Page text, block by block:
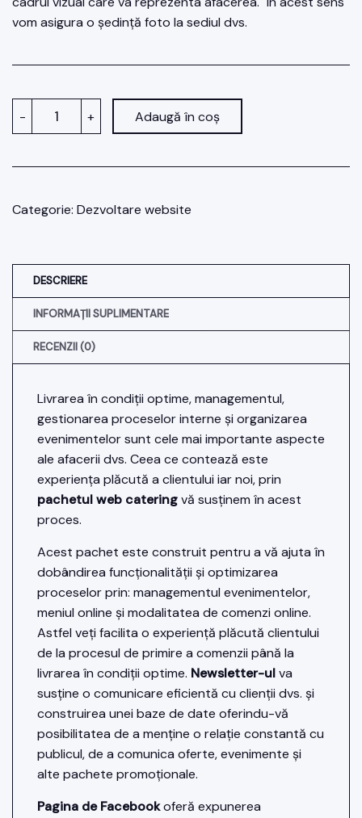
vom asigura o ședință foto la sediul dvs.
-
Pachetul + Adaugă în coș
Categorie: Dezvoltare website
DESCRIERE
INFORMAȚII SUPLIMENTARE
RECENZII (0)
Livrarea în condiții optime, managementul,
gestionarea proceselor interne și organizarea
evenimentelor sunt cele mai importante aspecte
ale afacerii dvs. Ceea ce contează este
experiența plăcută a clientului iar noi, prin
pachetul web cateringvă susținem în acest
proces.
Acest pachet este construit pentru a vă ajuta în
dobândirea funcționalității și optimizarea
proceselor prin: managementul evenimentelor,
meniul online și modalitatea de comenzi online.
Astfel veți facilita o experiență plăcută clientului
de la procesul de primire a comenzii până la
livrarea în condiții optime. Newsletter-ulva
susține o comunicare eficientă cu clienții dvs. și
construirea unei baze de date oferindu-vă
posibilitatea de a menține o relație constantă cu
publicul, de a comunica oferte, evenimente și
alte pachete promoționale.
Pagina de Facebookoferă expunerea